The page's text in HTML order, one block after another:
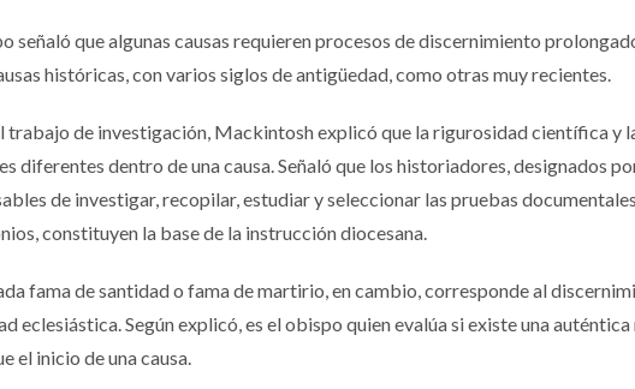
señaló que algunas causas requieren procesos de discernimiento
históricas, con varios siglos de antigüedad, como otras muy recientes.
trabajo de investigación, Mackintosh explicó que la rigurosidad científica y
diferentes dentro de una causa. Señaló que los historiadores, designados
de investigar, recopilar, estudiar y seleccionar las pruebas
constituyen la base de la instrucción diocesana.
fama de santidad o fama de martirio, en cambio, corresponde al
eclesiástica. Según explicó, es el obispo quien evalúa si existe una
el inicio de una causa.